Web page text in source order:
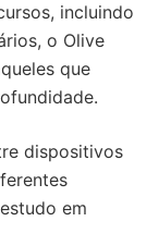
incluindo
o Olive
que
dispositivos
em